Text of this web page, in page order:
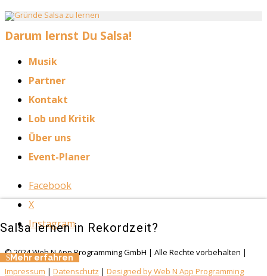
Salsa lernen in Rekordzeit?
Mehr erfahren
Darum lernst Du Salsa!
Musik
Partner
Kontakt
Lob und Kritik
Über uns
Event-Planer
Facebook
X
Instagram
© 2024 Web N App Programming GmbH | Alle Rechte vorbehalten |
Impressum | Datenschutz | Designed by Web N App Programming